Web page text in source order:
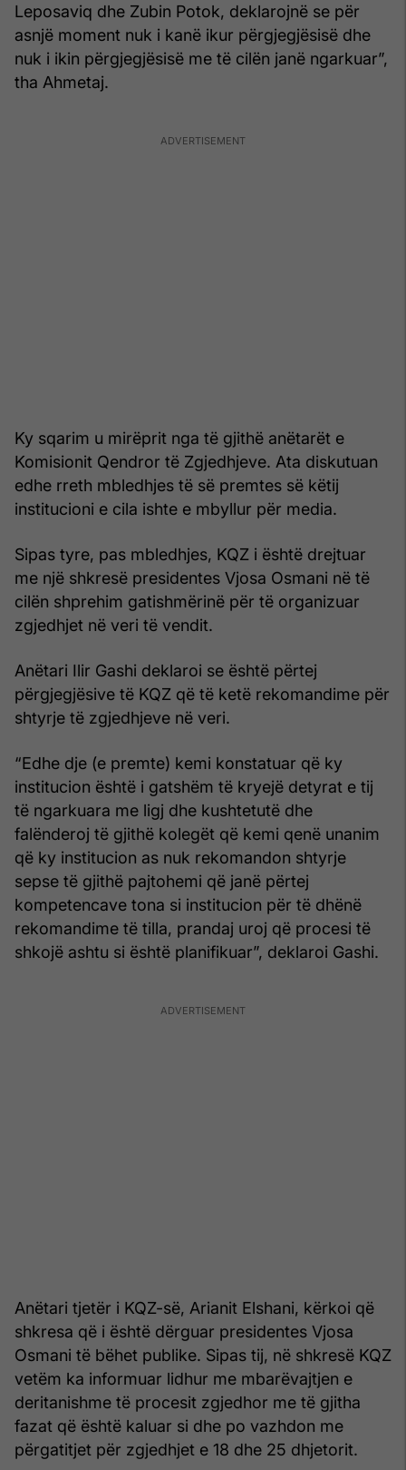
Leposaviq dhe Zubin Potok, deklarojnë se për
asnjë moment nuk i kanë ikur përgjegjësisë dhe
nuk i ikin përgjegjësisë me të cilën janë ngarkuar”,
tha Ahmetaj.
Ky sqarim u mirëprit nga të gjithë anëtarët e
Komisionit Qendror të Zgjedhjeve. Ata diskutuan
edhe rreth mbledhjes të së premtes së këtij
institucioni e cila ishte e mbyllur për media.
Sipas tyre, pas mbledhjes, KQZ i është drejtuar
me një shkresë presidentes Vjosa Osmani në të
cilën shprehim gatishmërinë për të organizuar
zgjedhjet në veri të vendit.
Anëtari Ilir Gashi deklaroi se është përtej
përgjegjësive të KQZ që të ketë rekomandime për
shtyrje të zgjedhjeve në veri.
“Edhe dje (e premte) kemi konstatuar që ky
institucion është i gatshëm të kryejë detyrat e tij
të ngarkuara me ligj dhe kushtetutë dhe
falënderoj të gjithë kolegët që kemi qenë unanim
që ky institucion as nuk rekomandon shtyrje
sepse të gjithë pajtohemi që janë përtej
kompetencave tona si institucion për të dhënë
rekomandime të tilla, prandaj uroj që procesi të
shkojë ashtu si është planifikuar”, deklaroi Gashi.
Anëtari tjetër i KQZ-së, Arianit Elshani, kërkoi që
shkresa që i është dërguar presidentes Vjosa
Osmani të bëhet publike. Sipas tij, në shkresë KQZ
vetëm ka informuar lidhur me mbarëvajtjen e
deritanishme të procesit zgjedhor me të gjitha
fazat që është kaluar si dhe po vazhdon me
përgatitjet për zgjedhjet e 18 dhe 25 dhjetorit.